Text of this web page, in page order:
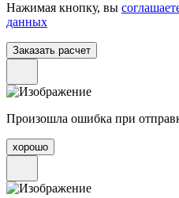
Нажимая кнопку, вы
данных
Произошла ошибка при
хорошо